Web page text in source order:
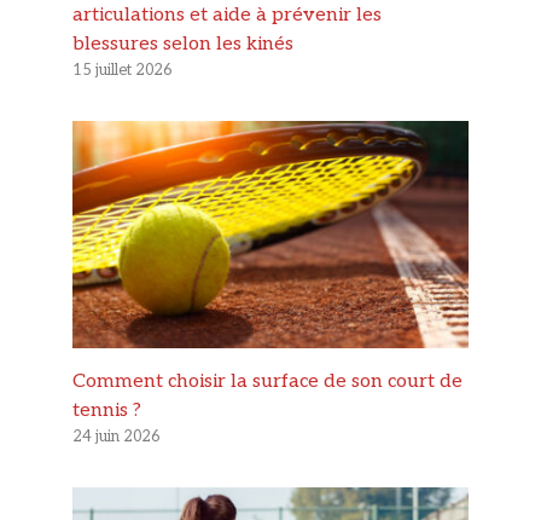
articulations et aide à prévenir les
blessures selon les kinés
15 juillet 2026
Comment choisir la surface de son court de
tennis ?
24 juin 2026